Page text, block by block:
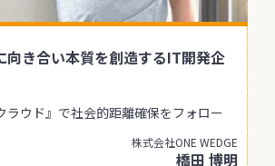
向き合い本質を創造するIT開発企
ラウド』で社会的距離確保をフォロー
株式会社ONE WEDGE
橋田 博明